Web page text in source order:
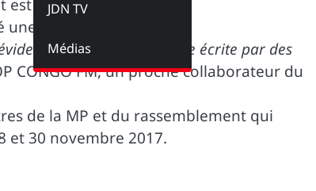
JDN TV
Médias
un faux.
pareille lettre.
qu’il s’agit d’une lettre écrite par des
CONGO FM, un proche collaborateur du
de la MP et du rassemblement qui
et 30 novembre 2017.